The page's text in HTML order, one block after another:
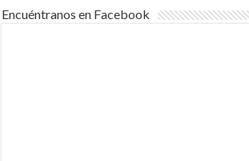
Encuéntranos en Facebook